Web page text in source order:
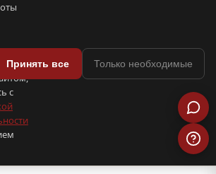
→
| 37. Все права защищены.
· 📦 YML-фид
.su
с
Принять все Только необходимые